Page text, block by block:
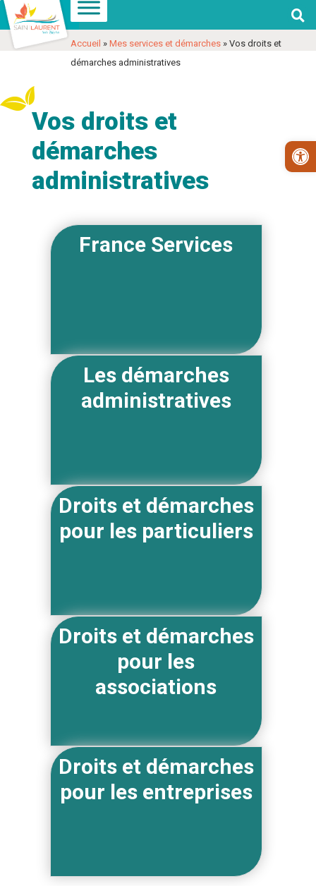
Aller
à
la
Aller
au
contenu
Voir
les
coordonnées
contact

Accueil » Mes services et démarches » Vos droits et
démarches administratives
Vos droits et
démarches
administratives
France Services
Les démarches
administratives
Droits et démarches
pour les particuliers
Droits et démarches
pour les
associations
Droits et démarches
pour les entreprises